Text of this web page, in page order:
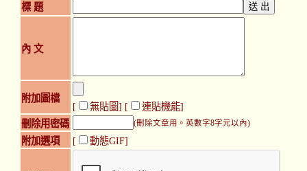
標 題
內 文
附加圖檔
[ 無貼圖] [ 連貼機能]
刪除用密碼
(刪除文章用。英數字8字元以內)
附加選項 [ 動態GIF]